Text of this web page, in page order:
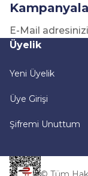
E-Mail
Üyelik
Yeni Üyelik
Üye Girişi
Şifremi Unuttum